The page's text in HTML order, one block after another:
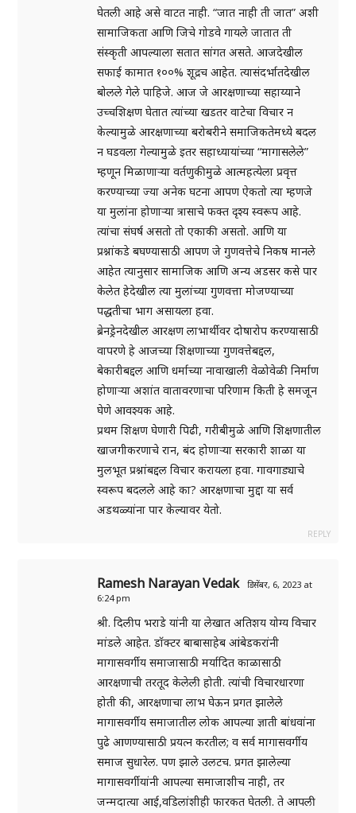
घेतली आहे असे वाटत नाही. “जात नाही ती जात” अशी
सामाजिकता आणि जिचे गोडवे गायले जातात ती
संस्कृती आपल्याला सतात सांगत असते. आजदेखील
सफाई कामात १००% शूद्रच आहेत. त्यासंदर्भातदेखील
बोलले गेले पाहिजे. आज जे आरक्षणाच्या सहाय्याने
उच्चशिक्षण घेतात त्यांच्या खडतर वाटेचा विचार न
केल्यामुळे आरक्षणाच्या बरोबरीने समाजिकतेमध्ये बदल
न घडवला गेल्यामुळे इतर सहाध्यायांच्या “मागासलेले”
म्हणून मिळाणाऱ्या वर्तणुकीमुळे आत्महत्येला प्रवृत्त
करण्याच्या ज्या अनेक घटना आपण ऐकतो त्या म्हणजे
या मुलांना होणाऱ्या त्रासाचे फक्त दृश्य स्वरूप आहे.
त्यांचा संघर्ष असतो तो एकाकी असतो. आणि या
प्रश्नांकडे बघण्यासाठी आपण जे गुणवत्तेचे निकष मानले
आहेत त्यानुसार सामाजिक आणि अन्य अडसर कसे पार
केलेत हेदेखील त्या मुलांच्या गुणवत्ता मोजण्याच्या
पद्धतीचा भाग असायला हवा.
ब्रेनड्रेनदेखील आरक्षण लाभार्थीवर दोषारोप करण्यासाठी
वापरणे हे आजच्या शिक्षणाच्या गुणवत्तेबद्दल,
बेकारीबद्दल आणि धर्माच्या नावाखाली वेळोवेळी निर्माण
होणाऱ्या अशांत वातावरणाचा परिणाम किती हे समजून
घेणे आवश्यक आहे.
प्रथम शिक्षण घेणारी पिढी, गरीबीमुळे आणि शिक्षणातील
खाजगीकरणाचे रान, बंद होणाऱ्या सरकारी शाळा या
मुलभूत प्रश्नांबद्दल विचार करायला हवा. गावगाड्याचे
स्वरूप बदलले आहे का? आरक्षणाचा मुद्दा या सर्व
अडथळ्यांना पार केल्यावर येतो.
REPLY
Ramesh Narayan Vedak
डिसेंबर, 6, 2023 at
6:24 pm
श्री. दिलीप भराडे यांनी या लेखात अतिशय योग्य विचार
मांडले आहेत. डॉक्टर बाबासाहेब आंबेडकरांनी
मागासवर्गीय समाजासाठी मर्यादित काळासाठी
आरक्षणाची तरतूद केलेली होती. त्यांची विचारधारणा
होती की, आरक्षणाचा लाभ घेऊन प्रगत झालेले
मागासवर्गीय समाजातील लोक आपल्या ज्ञाती बांधवांना
पुढे आणण्यासाठी प्रयत्न करतील; व सर्व मागासवर्गीय
समाज सुधारेल. पण झाले उलटच. प्रगत झालेल्या
मागासवर्गीयांनी आपल्या समाजाशीच नाही, तर
जन्मदात्या आई,वडिलांशीही फारकत घेतली. ते आपली